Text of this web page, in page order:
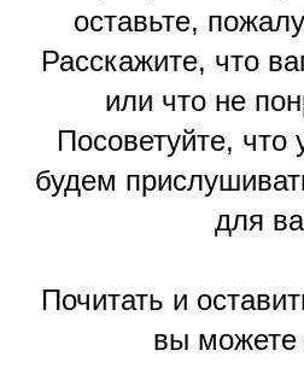
оставьте,
Расскажите, что
или что не
Посоветуйте,
будем
для
Почитать и
вы можете